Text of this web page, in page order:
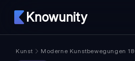
Knowunity
Kunst Moderne Kunstbewegungen